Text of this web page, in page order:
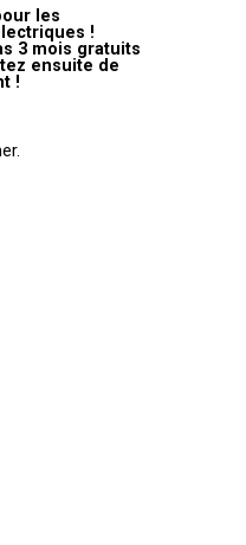
les
!
3 mois gratuits
ensuite de
!